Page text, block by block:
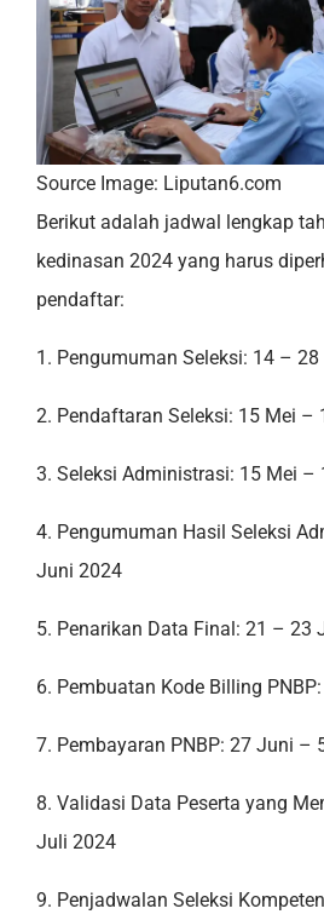
Source Image: Liputan6.com
Berikut adalah jadwal lengkap
kedinasan 2024 yang harus
pendaftar:
1. Pengumuman Seleksi: 14 –
2. Pendaftaran Seleksi: 15 Mei –
3. Seleksi Administrasi: 15 Mei –
4. Pengumuman Hasil Seleksi
Juni 2024
5. Penarikan Data Final: 21 – 23
6. Pembuatan Kode Billing
7. Pembayaran PNBP: 27 Juni –
8. Validasi Data Peserta yang
Juli 2024
9. Penjadwalan Seleksi